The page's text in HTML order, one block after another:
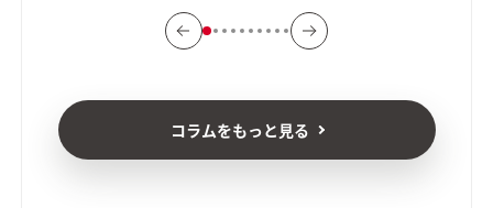
コラムをもっと見る